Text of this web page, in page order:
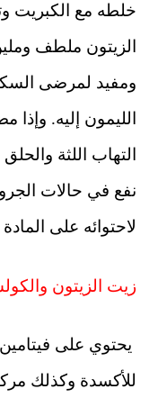
خلطه مع الكبريت
الزيتون ملطف
ومفيد لمرضى
الليمون إليه.
التهاب اللثة
نفع في حالات
لاحتوائه على
زيت الزيتون
للأكسدة وكذلك